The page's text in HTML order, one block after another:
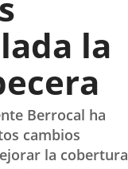
la
Berrocal ha
cambios
la cobertura